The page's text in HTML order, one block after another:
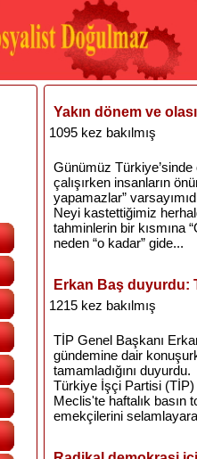
Yakın dönem ve
1095 kez bakılmış
Günümüz
çalışırken insanların
yapamazlar”
Neyi kastettiğimiz
tahminlerin bir kısmına
neden “o kadar” gide...
Erkan Baş duyurdu:
1215 kez bakılmış
TİP Genel Başkanı
gündemine dair
tamamladığını duyurdu.
Türkiye İşçi Partisi
Meclis'te haftalık basın
emekçilerini